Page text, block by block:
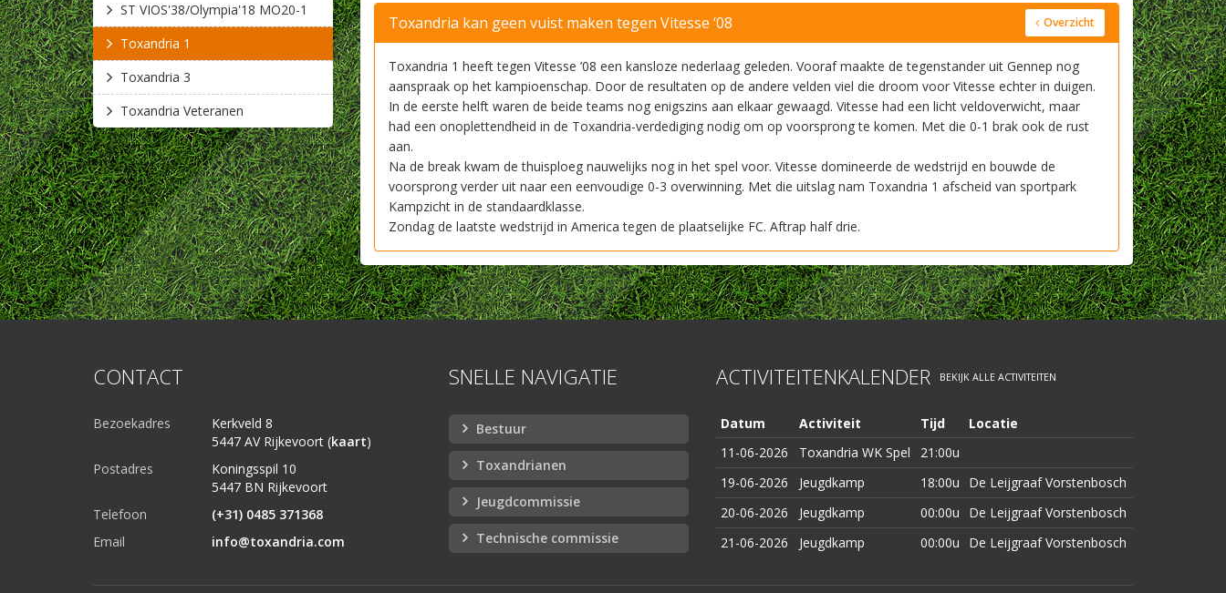
​Toxandria kan geen vuist maken tegen Vitesse ‘08 Overzicht
Toxandria 1 heeft tegen Vitesse ’08 een kansloze nederlaag geleden. Vooraf maakte de tegenstander uit Gennep nog
aanspraak op het kampioenschap. Door de resultaten op de andere velden viel die droom voor Vitesse echter in duigen.
In de eerste helft waren de beide teams nog enigszins aan elkaar gewaagd. Vitesse had een licht veldoverwicht, maar
had een onoplettendheid in de Toxandria-verdediging nodig om op voorsprong te komen. Met die 0-1 brak ook de rust
aan.
Na de break kwam de thuisploeg nauwelijks nog in het spel voor. Vitesse domineerde de wedstrijd en bouwde de
voorsprong verder uit naar een eenvoudige 0-3 overwinning. Met die uitslag nam Toxandria 1 afscheid van sportpark
Kampzicht in de standaardklasse.
Zondag de laatste wedstrijd in America tegen de plaatselijke FC. Aftrap half drie.
ST VIOS'38/Olympia'18 MO20-1
Toxandria 1
Toxandria 3
Toxandria Veteranen
CONTACT
Bezoekadres
Kerkveld 8
5447 AV Rijkevoort (kaart)
Postadres
Koningsspil 10
5447 BN Rijkevoort
Telefoon
(+31) 0485 371368
Email
info@toxandria.com
SNELLE NAVIGATIE
Bestuur
Toxandrianen
Jeugdcommissie
Technische commissie
ACTIVITEITENKALENDER BEKIJK ALLE ACTIVITEITEN
Datum Activiteit Tijd
Locatie
11-06-2026
Toxandria WK Spel
21:00u
19-06-2026
Jeugdkamp 18:00u
De Leijgraaf Vorstenbosch
20-06-2026
Jeugdkamp 00:00u
De Leijgraaf Vorstenbosch
21-06-2026
Jeugdkamp 00:00u De Leijgraaf Vorstenbosch